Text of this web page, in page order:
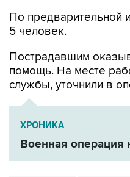
По предварительной
5 человек.
Пострадавшим
помощь. На месте
службы, уточнили в
ХРОНИКА
Военная операция